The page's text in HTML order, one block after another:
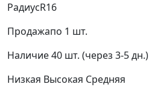
РадиусR16
Продажапо 1 шт.
Наличие40 шт. (через 3-5 дн.)
Низкая Высокая Средняя